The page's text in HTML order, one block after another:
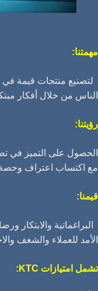
مهمتنا:
لتصنيع منتجات قيمة
الناس من خلال أفكار
رؤيتنا:
الحصول على التميز في
مع اكتساب اعتراف وحصة
قيمنا:
البراغماتية والابتكار
الأمد للعملاء والشغف
تشمل امتيازات KTC: